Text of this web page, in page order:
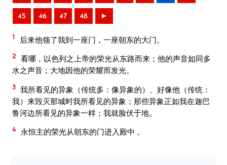
45 46 47 48 ►
1 后来他领了我到一座门，一座朝东的大门。
2 看哪，以色列之上帝的荣光从东路而来；他的声音如同多
水之声音；大地因他的荣耀而发光。
3 我所看见的异象（传统多：像异象的）、好像他（传统：
我）来毁灭那城时我所看见的异象；那些异象正如我在迦巴
鲁河边所看见的异象一样；我就脸伏于地。
4 永恒主的荣光从朝东的门进入殿中，